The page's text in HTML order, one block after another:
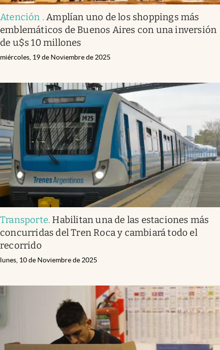
Atención .Amplían uno de los shoppings más
emblemáticos de Buenos Aires con una inversión
de u$s 10 millones
miércoles, 19 de Noviembre de 2025
Transporte. Habilitan una de las estaciones más
concurridas del Tren Roca y cambiará todo el
recorrido
lunes, 10 de Noviembre de 2025